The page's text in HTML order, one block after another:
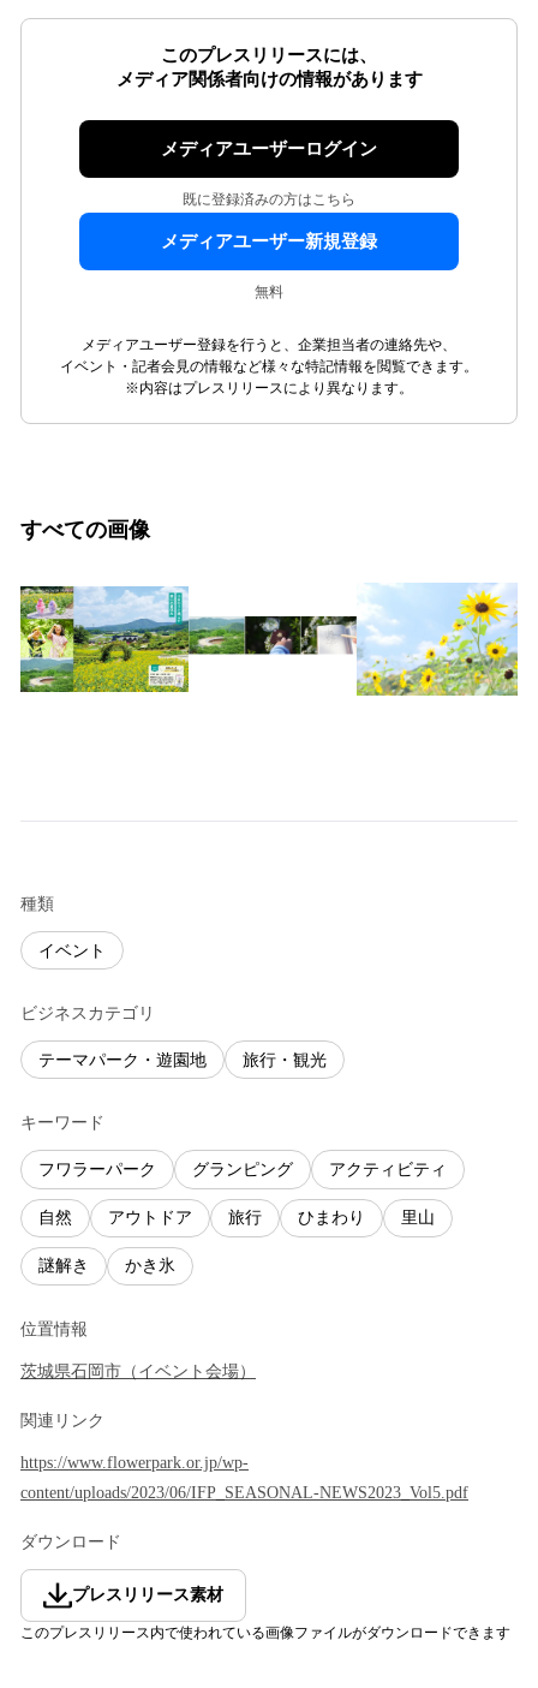
このプレスリリースには、
メディア関係者向けの情報があります
メディアユーザーログイン
既に登録済みの方はこちら
メディアユーザー新規登録
無料
メディアユーザー登録を行うと、企業担当者の連絡先や、
イベント・記者会見の情報など様々な特記情報を閲覧できます。
※内容はプレスリリースにより異なります。
すべての画像
種類
イベント
ビジネスカテゴリ
テーマパーク・遊園地 旅行・観光
キーワード
フワラーパーク グランピング アクティビティ
自然 アウトドア 旅行 ひまわり 里山
謎解き かき氷
位置情報
茨城県石岡市 （ イベント会場）
関連リンク
https://www.flowerpark.or.jp/wp-
content/uploads/2023/06/IFP_SEASONAL-NEWS2023_Vol5.pdf
ダウンロード
プレスリリース素材
このプレスリリース内で使われている画像ファイルがダウンロードできます